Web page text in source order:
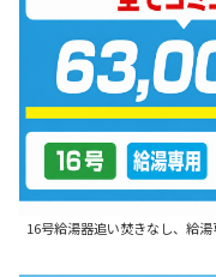
16号給湯器追い焚きなし、給